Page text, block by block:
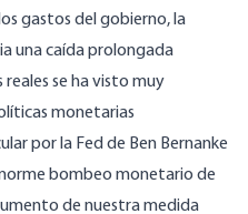
gastos del gobierno, la
una caída prolongada
reales se ha visto muy
monetarias
por la Fed de Ben Bernanke
bombeo monetario de
de nuestra medida